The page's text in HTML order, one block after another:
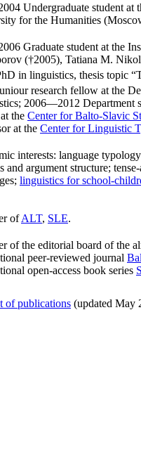
Undergraduate student at
for the Humanities
Graduate student at the
(†2005), Tatiana M.
in linguistics, thesis topic
research fellow at the
2006—2012 Department
the Center for Balto-Slavic
at the Center for Linguistic
interests: language
and argument structure;
linguistics for school-
ofALT, SLE.
of the editorial board of the
peer-reviewed journal
open-access book series
of publications (updated May